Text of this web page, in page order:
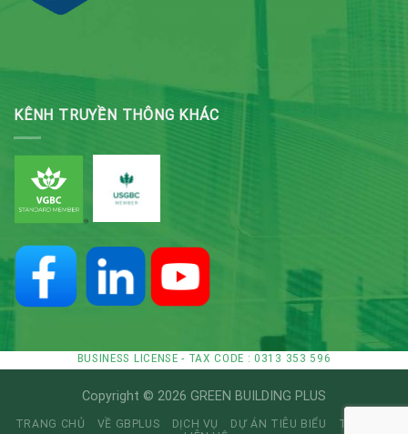
KÊNH TRUYỀN THÔNG KHÁC
BUSINESS LICENSE - TAX CODE : 0313 353 596
Copyright © 2026 GREEN BUILDING PLUS
TRANG CHỦ VỀ GBPLUS DỊCH VỤ DỰ ÁN TIÊU BIỂU
TIN TỨC